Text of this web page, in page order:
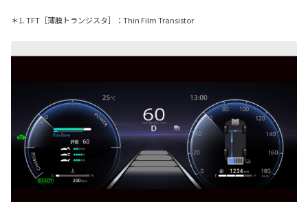
＊1. TFT［薄膜トランジスタ］：Thin Film Transistor